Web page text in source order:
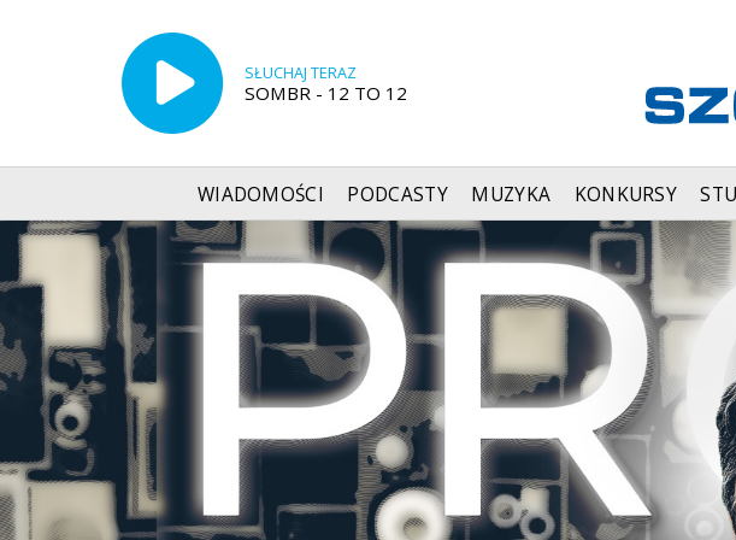
SŁUCHAJ TERAZ
SOMBR - 12 TO 12
WIADOMOŚCI PODCASTY MUZYKA KONKURSY